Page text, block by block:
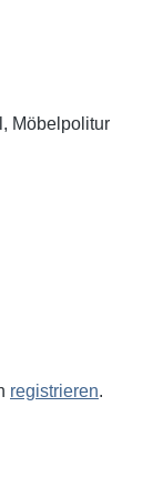
registrieren.